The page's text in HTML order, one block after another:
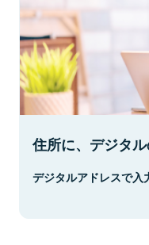
住所に、デジタル
デジタルアドレスで入